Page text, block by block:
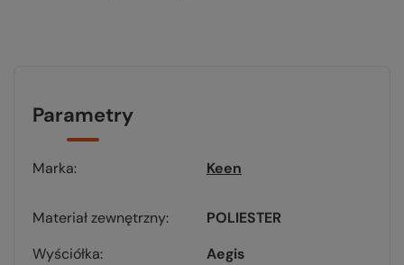
Parametry
Marka Keen
Materiał zewnętrzny
POLIESTER
Wyściółka
Aegis